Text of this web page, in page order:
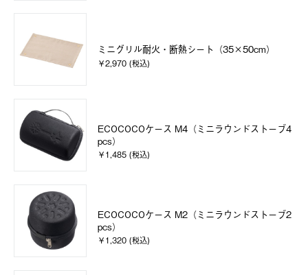
ミニグリル耐火・断熱シート（35×50cm）
￥2,970 (税込)
ECOCOCOケース M4（ミニラウンドストーブ4
pcs）
￥1,485 (税込)
ECOCOCOケース M2（ミニラウンドストーブ2
pcs）
￥1,320 (税込)